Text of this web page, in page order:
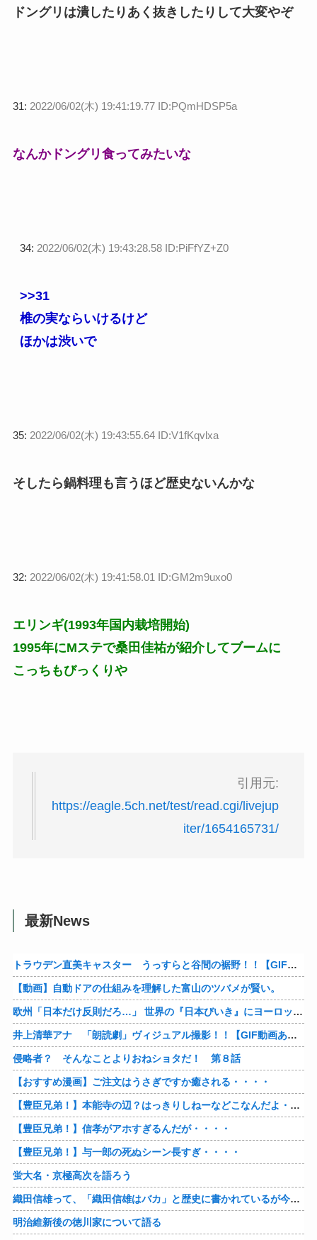
ドングリは潰したりあく抜きしたりして大変やぞ
31: 2022/06/02(木) 19:41:19.77 ID:PQmHDSP5a
なんかドングリ食ってみたいな
34: 2022/06/02(木) 19:43:28.58 ID:PiFfYZ+Z0
>>31
椎の実ならいけるけど
ほかは渋いで
35: 2022/06/02(木) 19:43:55.64 ID:V1fKqvlxa
そしたら鍋料理も言うほど歴史ないんかな
32: 2022/06/02(木) 19:41:58.01 ID:GM2m9uxo0
エリンギ(1993年国内栽培開始)
1995年にMステで桑田佳祐が紹介してブームに
こっちもびっくりや
引用元:
https://eagle.5ch.net/test/read.cgi/livejup
iter/1654165731/
最新News
トラウデン直美キャスター うっすらと谷間の裾野！！【GIF動画あり】
【動画】自動ドアの仕組みを理解した富山のツバメが賢い。
欧州「日本だけ反則だろ…」 世界の『日本びいき』にヨーロッパ全土から不満の声
井上清華アナ 「朗読劇」ヴィジュアル撮影！！【GIF動画あり】
侵略者？ そんなことよりおねショタだ！ 第８話
【おすすめ漫画】ご注文はうさぎですか癒される・・・・
【豊臣兄弟！】本能寺の辺？はっきりしねーなどこなんだよ・・・・
【豊臣兄弟！】信孝がアホすぎるんだが・・・・
【豊臣兄弟！】与一郎の死ぬシーン長すぎ・・・・
蛍大名・京極高次を語ろう
織田信雄って、「織田信雄はバカ」と歴史に書かれているが今まで家が残っているんでバカではないよな？
明治維新後の徳川家について語る